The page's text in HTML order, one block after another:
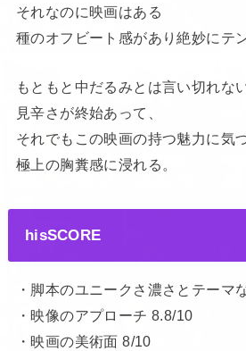
それなのに映画はある
種のオフビート感があり絶妙にテ
もともと中だるみとは言い切れない
見辛さが終始あって、
それでもこの映画の持つ魅力に気
極上の胸糞感に浸れる。
hisSCORE
・脚本のユニークさ濃さとテーマ
・映像のアプローチ 8.8/10
・映画の美術面 8/10